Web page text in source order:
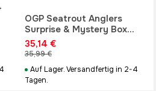
OGP Seatrout Anglers
Surprise & Mystery Box
14pcs
35,14 €
35,99 €
Auf Lager. Versandfertig in 2-4
Tagen.